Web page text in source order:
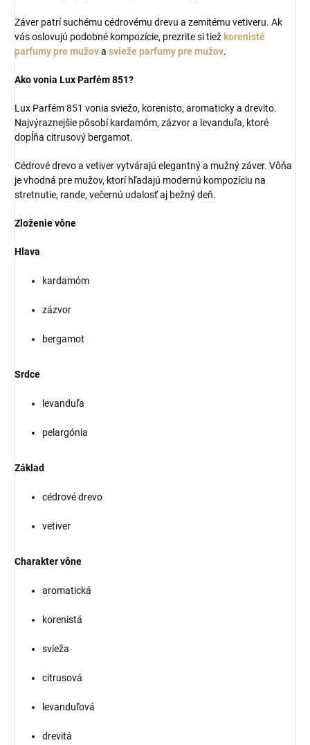
Záver patrí suchému cédrovému drevu a zemitému vetiveru. Ak
vás oslovujú podobné kompozície, prezrite si tiež korenisté
parfumy pre mužova svieže parfumy pre mužov.
Ako vonia Lux Parfém 851?
Lux Parfém 851 vonia sviežo, korenisto, aromaticky a drevito.
Najvýraznejšie pôsobí kardamóm, zázvor a levanduľa, ktoré
dopĺňa citrusový bergamot.
Cédrové drevo a vetiver vytvárajú elegantný a mužný záver. Vôňa
je vhodná pre mužov, ktorí hľadajú modernú kompozíciu na
stretnutie, rande, večernú udalosť aj bežný deň.
Zloženie vône
Hlava
kardamóm
zázvor
bergamot
Srdce
levanduľa
pelargónia
Základ
cédrové drevo
vetiver
Charakter vône
aromatická
korenistá
svieža
citrusová
levanduľová
drevitá